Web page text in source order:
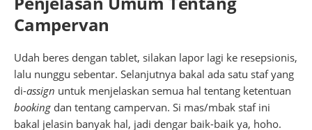
Campervan
Udah beres dengan tablet, silakan lapor lagi ke resepsionis,
lalu nunggu sebentar. Selanjutnya bakal ada satu staf yang
di-assign untuk menjelaskan semua hal tentang ketentuan
booking dan tentang campervan. Si mas/mbak staf ini
bakal jelasin banyak hal, jadi dengar baik-baik ya, hoho.